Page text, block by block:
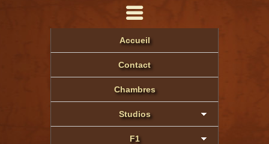
Accueil
Contact
Chambres
Studios
F1